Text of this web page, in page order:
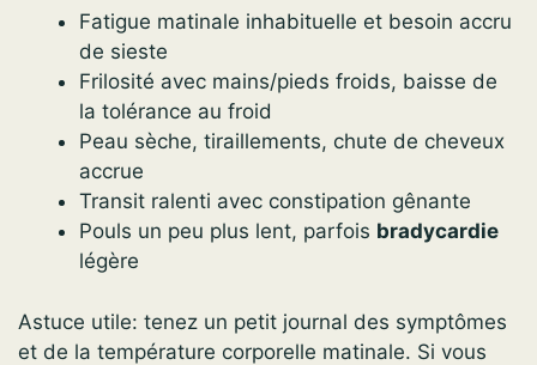
Fatigue matinale inhabituelle et besoin accru
de sieste
Frilosité avec mains/pieds froids, baisse de
la tolérance au froid
Peau sèche, tiraillements, chute de cheveux
accrue
Transit ralenti avec constipation gênante
Pouls un peu plus lent, parfois bradycardie
légère
Astuce utile: tenez un petit journal des symptômes
et de la température corporelle matinale. Si vous